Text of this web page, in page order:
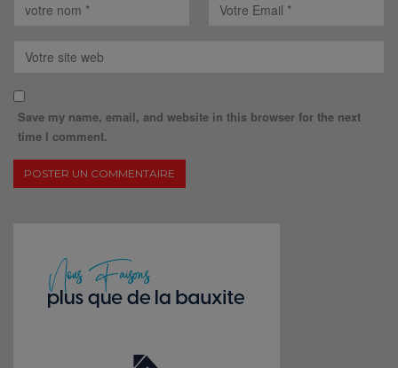
Save my name, email, and website in this browser for the next
time I comment.